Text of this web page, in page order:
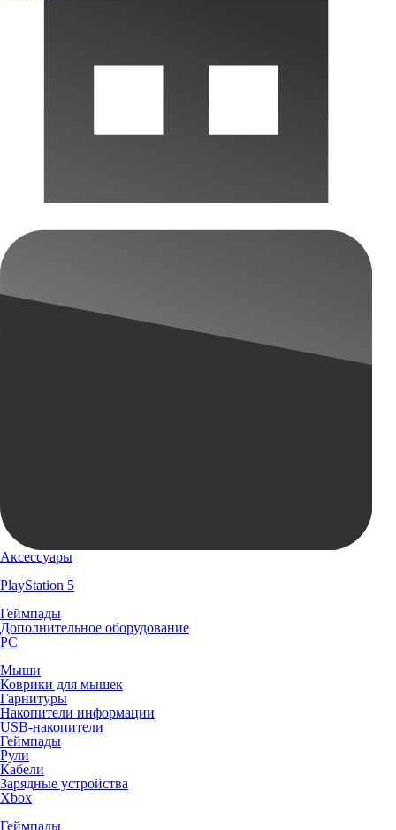
Аксессуары
PlayStation 5
Геймпады
Дополнительное оборудование
PC
Мыши
Коврики для мышек
Гарнитуры
Накопители информации
USB-накопители
Геймпады
Рули
Кабели
Зарядные устройства
Xbox
Геймпады